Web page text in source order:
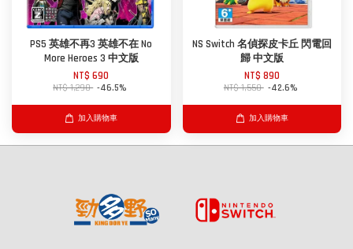
PS5 英雄不再3 英雄不在 No
More Heroes 3 中文版
NT$ 690
NT$ 1,290 -46.5%
加入購物車
NS Switch 名偵探皮卡丘 閃電回
歸 中文版
NT$ 890
NT$ 1,550 -42.6%
加入購物車